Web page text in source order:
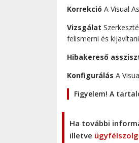
Korrekció A Visual
Vizsgálat
felismerni és
Hibakereső
Konfigurálás A
Figyelem! A
Ha további
illetve